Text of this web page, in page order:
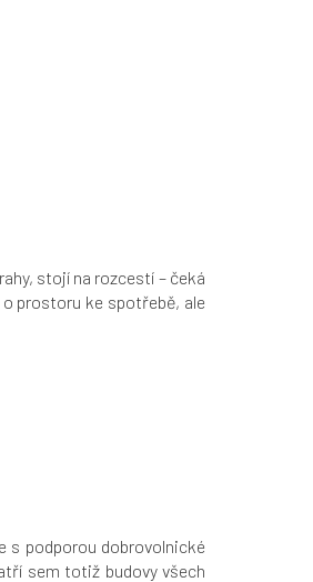
stojí na rozcestí – čeká
prostoru ke spotřebě, ale
s podporou dobrovolnické
sem totiž budovy všech